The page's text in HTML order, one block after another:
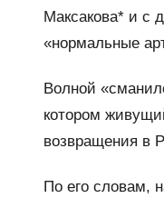
Максакова* и с
«нормальные
Волной
котором
возвращения в
По его словам,